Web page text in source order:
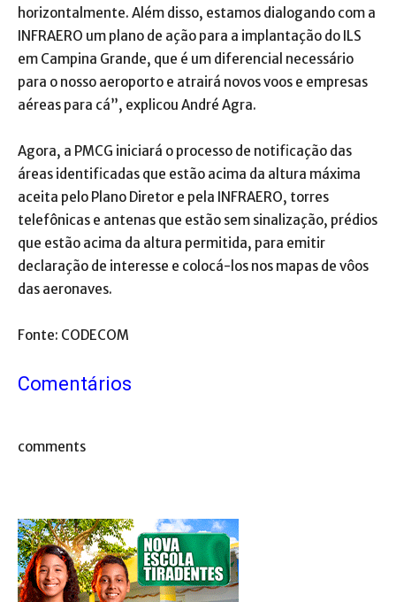
horizontalmente. Além disso, estamos dialogando com a
INFRAERO um plano de ação para a implantação do ILS
em Campina Grande, que é um diferencial necessário
para o nosso aeroporto e atrairá novos voos e empresas
aéreas para cá”, explicou André Agra.
Agora, a PMCG iniciará o processo de notificação das
áreas identificadas que estão acima da altura máxima
aceita pelo Plano Diretor e pela INFRAERO, torres
telefônicas e antenas que estão sem sinalização, prédios
que estão acima da altura permitida, para emitir
declaração de interesse e colocá-los nos mapas de vôos
das aeronaves.
Fonte: CODECOM
Comentários
comments